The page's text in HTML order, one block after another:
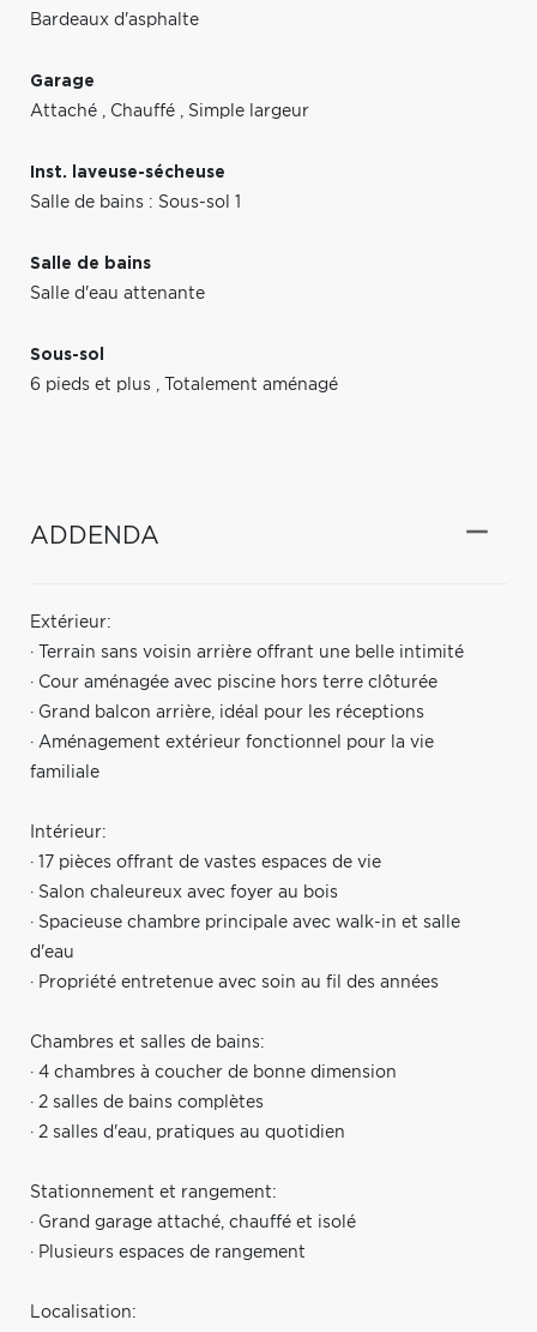
Bardeaux d'asphalte
Garage
Attaché , Chauffé , Simple largeur
Inst. laveuse-sécheuse
Salle de bains : Sous-sol 1
Salle de bains
Salle d'eau attenante
Sous-sol
6 pieds et plus , Totalement aménagé
ADDENDA
Extérieur:
· Terrain sans voisin arrière offrant une belle intimité
· Cour aménagée avec piscine hors terre clôturée
· Grand balcon arrière, idéal pour les réceptions
· Aménagement extérieur fonctionnel pour la vie
familiale
Intérieur:
· 17 pièces offrant de vastes espaces de vie
· Salon chaleureux avec foyer au bois
· Spacieuse chambre principale avec walk-in et salle
d'eau
· Propriété entretenue avec soin au fil des années
Chambres et salles de bains:
· 4 chambres à coucher de bonne dimension
· 2 salles de bains complètes
· 2 salles d'eau, pratiques au quotidien
Stationnement et rangement:
· Grand garage attaché, chauffé et isolé
· Plusieurs espaces de rangement
Localisation: